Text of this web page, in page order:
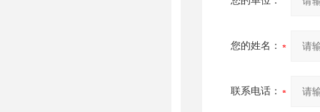
您的姓名：
联系电话：